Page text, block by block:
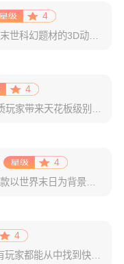
4
战双帕弥什小米版是一款末世科幻题材的3D动作手游，游戏的玩法多样，有着即时消除和硬核ACT相碰撞的独创玩法，热血刺激的PVP竞技对抗，可玩性非常强。在这里还有许多角色，玩家可以操控不同的角色进行战斗，
4
极无双2小米版以革新品质玩家带来天花板级别的无双割草战斗体验，高帧率技能特效与零延迟技能释放，给到玩家极致流畅。游戏根据经典三国人物形象，打造出数十位各具特色的武将，并精心设计了贴合武将特点的技能机制
4
4